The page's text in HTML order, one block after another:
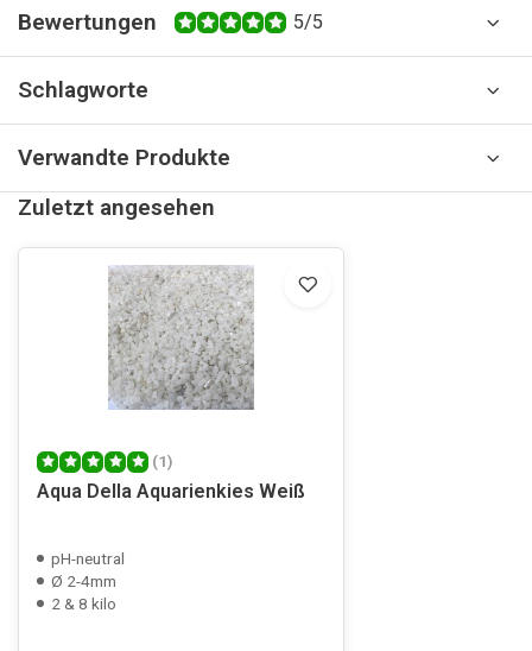
Bewertungen 5/5
Schlagworte
Verwandte Produkte
Zuletzt angesehen
(1)
Aqua Della Aquarienkies Weiß
pH-neutral
Ø 2-4mm
2 & 8 kilo